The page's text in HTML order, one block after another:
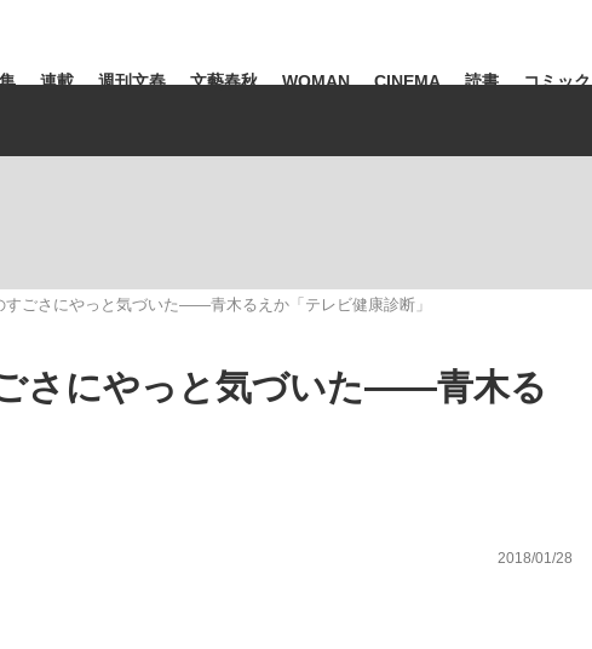
本代表監督に...
連載 週刊文春 文藝春秋 WOMAN CINEMA 読書 コミック
市早苗 #後藤真希 #森岡毅 #城彰二 #内田有紀
#松田聖子
すごさにやっと気づいた――青木るえか「テレビ健康診断」
さにやっと気づいた――青木る
2018/01/28